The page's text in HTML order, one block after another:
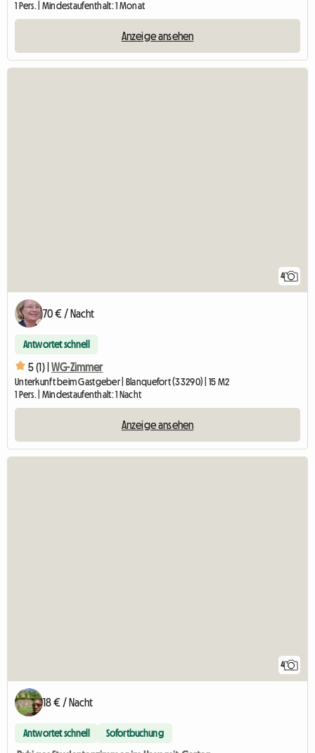
1 Pers. | Mindestaufenthalt: 1 Monat
Anzeige ansehen
4
70 € / Nacht
Antwortet schnell
5 (1) | WG-Zimmer
Unterkunft beim Gastgeber | Blanquefort (33290) | 15 M2
1 Pers. | Mindestaufenthalt: 1 Nacht
Anzeige ansehen
4
18 € / Nacht
Antwortet schnell Sofortbuchung